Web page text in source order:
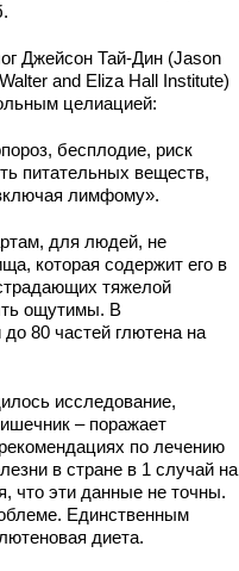
Джейсон Тай-Дин (Jason
and Eliza Hall Institute)
целиацией:
бесплодие, риск
питательных веществ,
лимфому».
для людей, не
которая содержит его в
тяжелой
ощутимы. В
80 частей глютена на
исследование,
– поражает
по лечению
в стране в 1 случай на
что эти данные не точны.
Единственным
диета.